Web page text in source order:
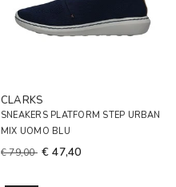
CLARKS
SNEAKERS PLATFORM STEP URBAN
MIX UOMO BLU
€ 79,00 € 47,40